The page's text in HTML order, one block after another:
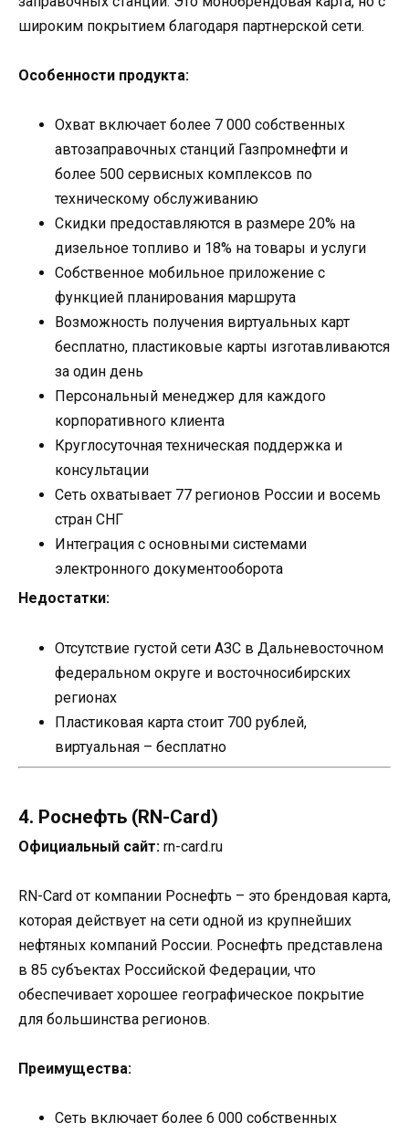
широким покрытием благодаря партнерской сети.
Особенности продукта:
Охват включает более 7 000 собственных
автозаправочных станций Газпромнефти и
более 500 сервисных комплексов по
техническому обслуживанию
Скидки предоставляются в размере 20% на
дизельное топливо и 18% на товары и услуги
Собственное мобильное приложение с
функцией планирования маршрута
Возможность получения виртуальных карт
бесплатно, пластиковые карты изготавливаются
за один день
Персональный менеджер для каждого
корпоративного клиента
Круглосуточная техническая поддержка и
консультации
Сеть охватывает 77 регионов России и восемь
стран СНГ
Интеграция с основными системами
электронного документооборота
Недостатки:
Отсутствие густой сети АЗС в Дальневосточном
федеральном округе и восточносибирских
регионах
Пластиковая карта стоит 700 рублей,
виртуальная – бесплатно
4. Роснефть (RN-Card)
Официальный сайт: rn-card.ru
RN-Card от компании Роснефть – это брендовая карта,
которая действует на сети одной из крупнейших
нефтяных компаний России. Роснефть представлена
в 85 субъектах Российской Федерации, что
обеспечивает хорошее географическое покрытие
для большинства регионов.
Преимущества:
Сеть включает более 6 000 собственных